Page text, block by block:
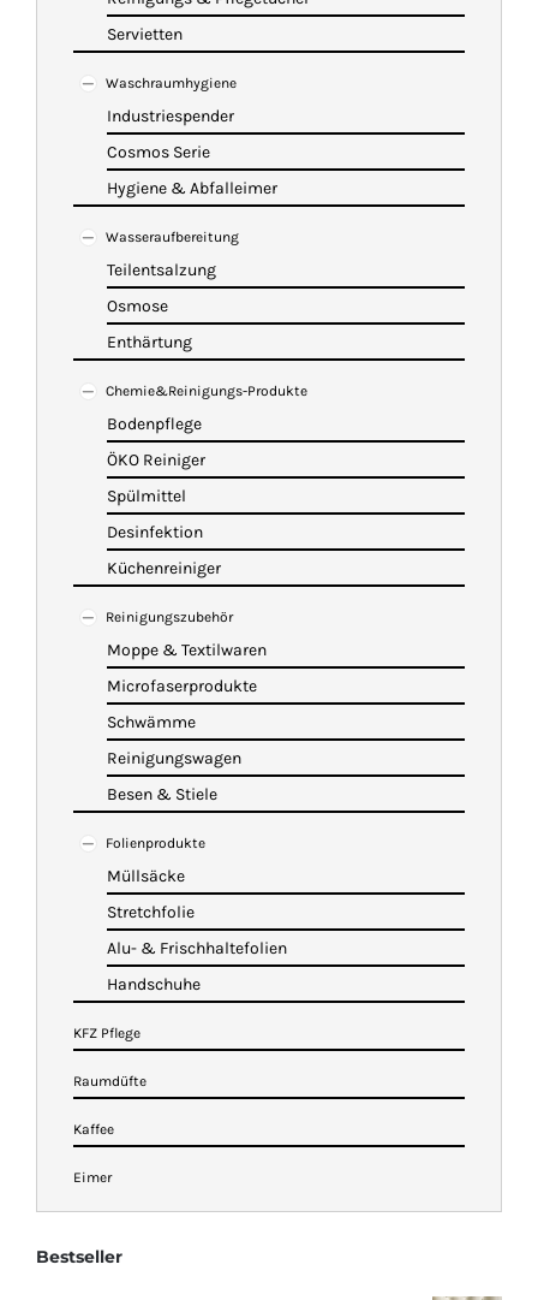
Servietten
Waschraumhygiene
Industriespender
Cosmos Serie
Hygiene & Abfalleimer
Wasseraufbereitung
Teilentsalzung
Osmose
Enthärtung
Chemie&Reinigungs-Produkte
Bodenpflege
ÖKO Reiniger
Spülmittel
Desinfektion
Küchenreiniger
Reinigungszubehör
Moppe & Textilwaren
Microfaserprodukte
Schwämme
Reinigungswagen
Besen & Stiele
Folienprodukte
Müllsäcke
Stretchfolie
Alu- & Frischhaltefolien
Handschuhe
KFZ Pflege
Raumdüfte
Kaffee
Eimer
Bestseller